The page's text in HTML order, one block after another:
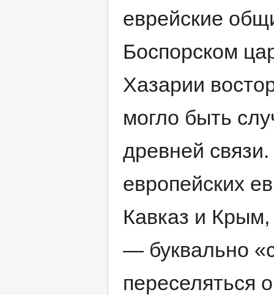
еврейские
Боспорском
Хазарии
могло быть
древней
европейских
Кавказ и
— буквально
переселяться